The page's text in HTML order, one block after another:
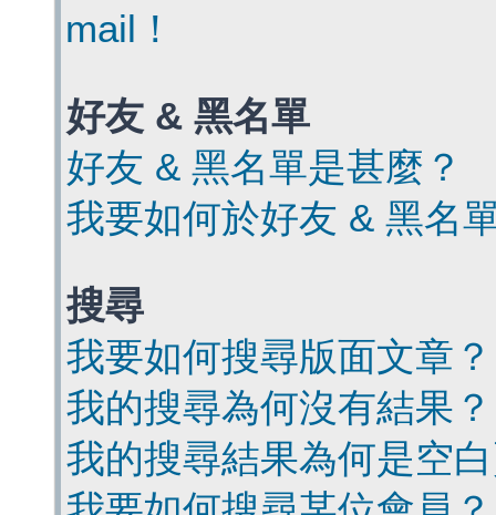
mail！
好友 & 黑名單
好友 & 黑名單是甚麼？
我要如何於好友 & 黑名
搜尋
我要如何搜尋版面文章？
我的搜尋為何沒有結果？
我的搜尋結果為何是空